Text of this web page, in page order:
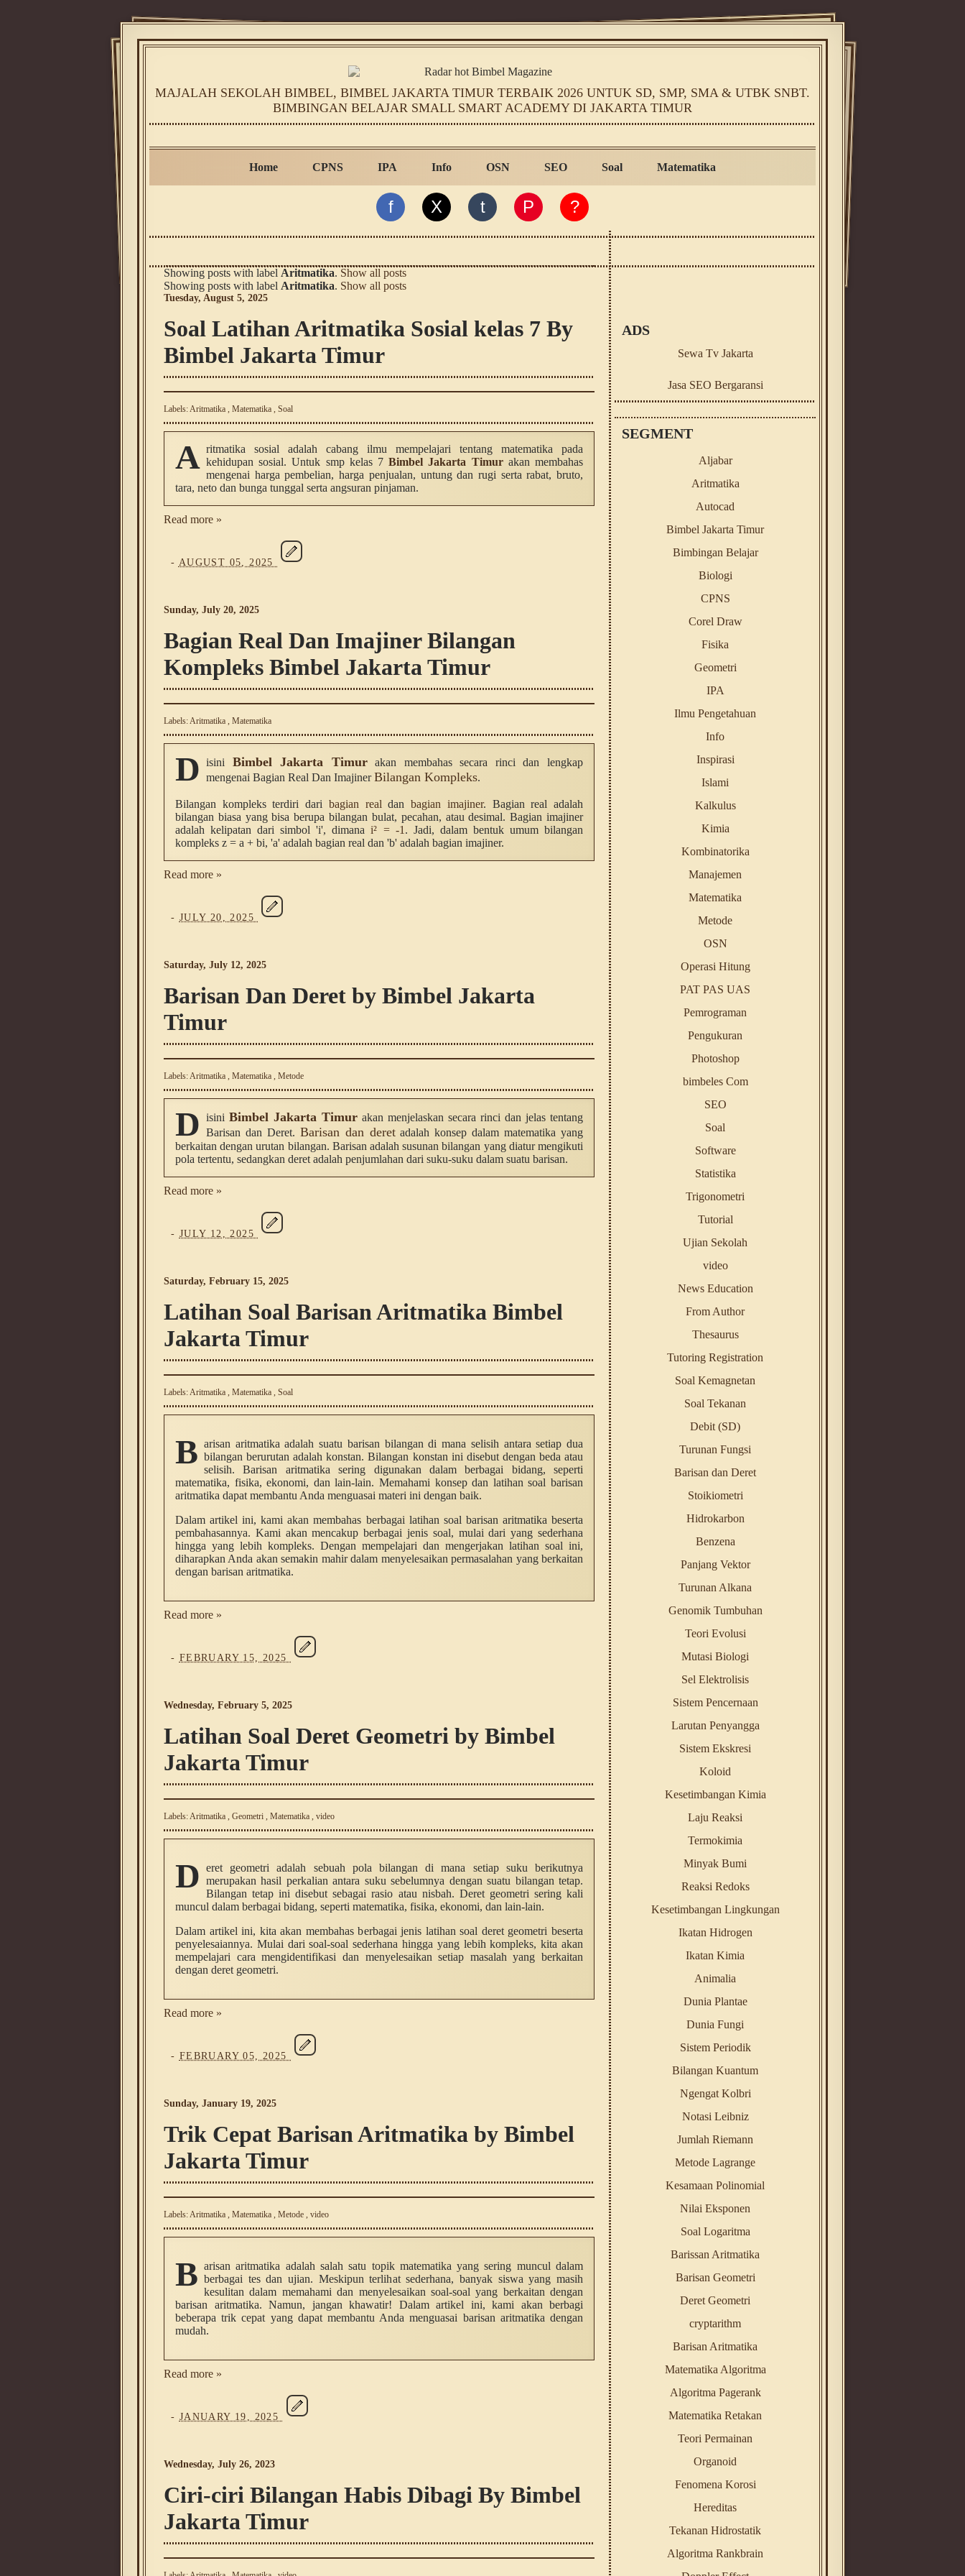
MAJALAH SEKOLAH BIMBEL, BIMBEL JAKARTA TIMUR TERBAIK 2026 UNTUK SD, SMP, SMA & UTBK SNBT.
BIMBINGAN BELAJAR SMALL SMART ACADEMY DI JAKARTA TIMUR
Home CPNS IPA Info OSN SEO Soal Matematika
f X t P ?
Showing posts with label Aritmatika. Show all posts
Showing posts with label Aritmatika. Show all posts
Tuesday, August 5, 2025
Soal Latihan Aritmatika Sosial kelas 7 By
Bimbel Jakarta Timur
Labels:Aritmatika , Matematika , Soal
A ritmatika sosial adalah cabang ilmu mempelajari tentang matematika pada
kehidupan sosial. Untuk smp kelas 7Bimbel Jakarta Timurakan membahas
mengenai harga pembelian, harga penjualan, untung dan rugi serta rabat, bruto,
tara, neto dan bunga tunggal serta angsuran pinjaman.
Read more »
- AUGUST 05, 2025
Sunday, July 20, 2025
Bagian Real Dan Imajiner Bilangan
Kompleks Bimbel Jakarta Timur
Labels:Aritmatika , Matematika
D isini Bimbel Jakarta Timurakan membahas secara rinci dan lengkap
mengenai Bagian Real Dan ImajinerBilangan Kompleks.
Bilangan kompleks terdiri dari bagian real danbagian imajiner. Bagian real adalah
bilangan biasa yang bisa berupa bilangan bulat, pecahan, atau desimal. Bagian imajiner
adalah kelipatan dari simbol 'i', dimanai² = -1 . Jadi, dalam bentuk umum bilangan
kompleks z = a + bi, 'a' adalah bagian real dan 'b' adalah bagian imajiner.
Read more »
- JULY 20, 2025
Saturday, July 12, 2025
Barisan Dan Deret by Bimbel Jakarta
Timur
Labels:Aritmatika , Matematika , Metode
D isini Bimbel Jakarta Timur akan menjelaskan secara rinci dan jelas tentang
Barisan dan Deret. Barisan dan deretadalah konsep dalam matematika yang
berkaitan dengan urutan bilangan. Barisan adalah susunan bilangan yang diatur mengikuti
pola tertentu, sedangkan deret adalah penjumlahan dari suku-suku dalam suatu barisan.
Read more »
- JULY 12, 2025
Saturday, February 15, 2025
Latihan Soal Barisan Aritmatika Bimbel
Jakarta Timur
Labels:Aritmatika , Matematika , Soal
B arisan aritmatika adalah suatu barisan bilangan di mana selisih antara setiap dua
bilangan berurutan adalah konstan. Bilangan konstan ini disebut dengan beda atau
selisih. Barisan aritmatika sering digunakan dalam berbagai bidang, seperti
matematika, fisika, ekonomi, dan lain-lain. Memahami konsep dan latihan soal barisan
aritmatika dapat membantu Anda menguasai materi ini dengan baik.
Dalam artikel ini, kami akan membahas berbagai latihan soal barisan aritmatika beserta
pembahasannya. Kami akan mencakup berbagai jenis soal, mulai dari yang sederhana
hingga yang lebih kompleks. Dengan mempelajari dan mengerjakan latihan soal ini,
diharapkan Anda akan semakin mahir dalam menyelesaikan permasalahan yang berkaitan
dengan barisan aritmatika.
Read more »
- FEBRUARY 15, 2025
Wednesday, February 5, 2025
Latihan Soal Deret Geometri by Bimbel
Jakarta Timur
Labels:Aritmatika , Geometri , Matematika , video
D eret geometri adalah sebuah pola bilangan di mana setiap suku berikutnya
merupakan hasil perkalian antara suku sebelumnya dengan suatu bilangan tetap.
Bilangan tetap ini disebut sebagai rasio atau nisbah. Deret geometri sering kali
muncul dalam berbagai bidang, seperti matematika, fisika, ekonomi, dan lain-lain.
Dalam artikel ini, kita akan membahas berbagai jenis latihan soal deret geometri beserta
penyelesaiannya. Mulai dari soal-soal sederhana hingga yang lebih kompleks, kita akan
mempelajari cara mengidentifikasi dan menyelesaikan setiap masalah yang berkaitan
dengan deret geometri.
Read more »
- FEBRUARY 05, 2025
Sunday, January 19, 2025
Trik Cepat Barisan Aritmatika by Bimbel
Jakarta Timur
Labels:Aritmatika , Matematika , Metode , video
B arisan aritmatika adalah salah satu topik matematika yang sering muncul dalam
berbagai tes dan ujian. Meskipun terlihat sederhana, banyak siswa yang masih
kesulitan dalam memahami dan menyelesaikan soal-soal yang berkaitan dengan
barisan aritmatika. Namun, jangan khawatir! Dalam artikel ini, kami akan berbagi
beberapa trik cepat yang dapat membantu Anda menguasai barisan aritmatika dengan
mudah.
Read more »
- JANUARY 19, 2025
Wednesday, July 26, 2023
Ciri-ciri Bilangan Habis Dibagi By Bimbel
Jakarta Timur
ADS
Sewa Tv Jakarta
Jasa SEO Bergaransi
SEGMENT
Aljabar
Aritmatika
Autocad
Bimbel Jakarta Timur
Bimbingan Belajar
Biologi
CPNS
Corel Draw
Fisika
Geometri
IPA
Ilmu Pengetahuan
Info
Inspirasi
Islami
Kalkulus
Kimia
Kombinatorika
Manajemen
Matematika
Metode
OSN
Operasi Hitung
PAT PAS UAS
Pemrograman
Pengukuran
Photoshop
bimbeles Com
SEO
Soal
Software
Statistika
Trigonometri
Tutorial
Ujian Sekolah
video
News Education
From Author
Thesaurus
Tutoring Registration
Soal Kemagnetan
Soal Tekanan
Debit (SD)
Turunan Fungsi
Barisan dan Deret
Stoikiometri
Hidrokarbon
Benzena
Panjang Vektor
Turunan Alkana
Genomik Tumbuhan
Teori Evolusi
Mutasi Biologi
Sel Elektrolisis
Sistem Pencernaan
Larutan Penyangga
Sistem Ekskresi
Koloid
Kesetimbangan Kimia
Laju Reaksi
Termokimia
Minyak Bumi
Reaksi Redoks
Kesetimbangan Lingkungan
Ikatan Hidrogen
Ikatan Kimia
Animalia
Dunia Plantae
Dunia Fungi
Sistem Periodik
Bilangan Kuantum
Ngengat Kolbri
Notasi Leibniz
Jumlah Riemann
Metode Lagrange
Kesamaan Polinomial
Nilai Eksponen
Soal Logaritma
Barissan Aritmatika
Barisan Geometri
Deret Geometri
cryptarithm
Barisan Aritmatika
Matematika Algoritma
Algoritma Pagerank
Matematika Retakan
Teori Permainan
Organoid
Fenomena Korosi
Hereditas
Tekanan Hidrostatik
Algoritma Rankbrain